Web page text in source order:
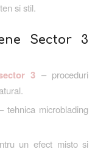
si stil.
Sector 3
3 – proceduri
tehnica microblading
un efect misto si